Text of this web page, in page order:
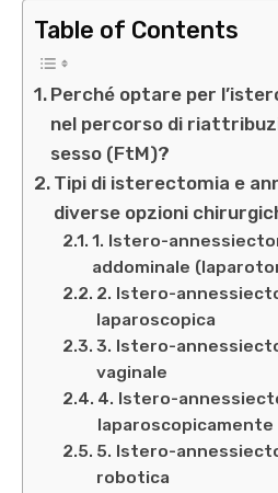
Table of Contents
Perché optare per
nel percorso di
sesso (FtM)?
Tipi di isterectomia e
diverse opzioni
1. Istero-
addominale
2. Istero-
laparoscopica
3. Istero-
vaginale
4. Istero-
5. Istero-
robotica